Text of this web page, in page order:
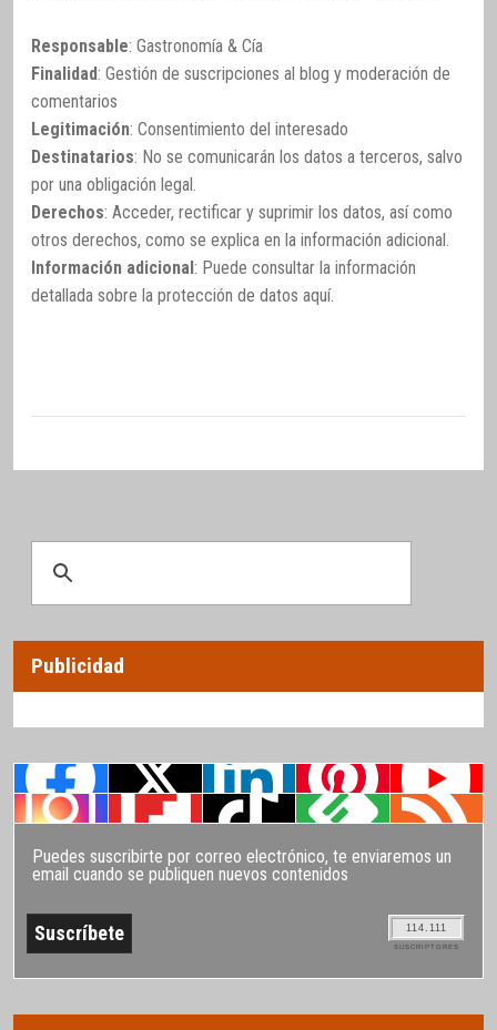
Responsable: Gastronomía & Cía
Finalidad: Gestión de suscripciones al blog y moderación de
comentarios
Legitimación: Consentimiento del interesado
Destinatarios: No se comunicarán los datos a terceros, salvo
por una obligación legal.
Derechos: Acceder, rectificar y suprimir los datos, así como
otros derechos, como se explica en la información adicional.
Información adicional: Puede consultar la información
detallada sobre la protección de datos aquí.
Publicidad
Puedes suscribirte por correo electrónico, te enviaremos un
email cuando se publiquen nuevos contenidos
114.111
SUSCRIPTORES